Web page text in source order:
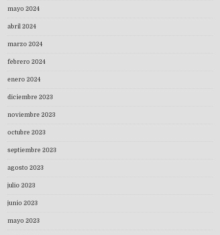
mayo 2024
abril 2024
marzo 2024
febrero 2024
enero 2024
diciembre 2023
noviembre 2023
octubre 2023
septiembre 2023
agosto 2023
julio 2023
junio 2023
mayo 2023